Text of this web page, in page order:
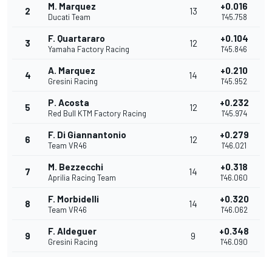
2 M. Marquez
Ducati Team
13 +0.016
1'45.758
3 F. Quartararo
Yamaha Factory Racing
12 +0.104
1'45.846
4 A. Marquez
Gresini Racing
14 +0.210
1'45.952
5 P. Acosta
Red Bull KTM Factory Racing
12 +0.232
1'45.974
6 F. Di Giannantonio
Team VR46
12 +0.279
1'46.021
7 M. Bezzecchi
Aprilia Racing Team
14 +0.318
1'46.060
8 F. Morbidelli
Team VR46
14 +0.320
1'46.062
9 F. Aldeguer
Gresini Racing
9 +0.348
1'46.090